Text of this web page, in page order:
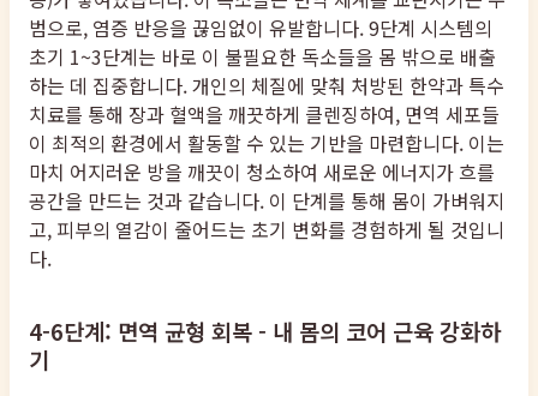
범으로, 염증 반응을 끊임없이 유발합니다. 9단계 시스템의
초기 1~3단계는 바로 이 불필요한 독소들을 몸 밖으로 배출
하는 데 집중합니다. 개인의 체질에 맞춰 처방된 한약과 특수
치료를 통해 장과 혈액을 깨끗하게 클렌징하여, 면역 세포들
이 최적의 환경에서 활동할 수 있는 기반을 마련합니다. 이는
마치 어지러운 방을 깨끗이 청소하여 새로운 에너지가 흐를
공간을 만드는 것과 같습니다. 이 단계를 통해 몸이 가벼워지
고, 피부의 열감이 줄어드는 초기 변화를 경험하게 될 것입니
다.
4-6단계: 면역 균형 회복 - 내 몸의 코어 근육 강화하
기